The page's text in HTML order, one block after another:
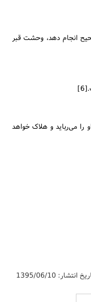
انجام دهد، وحشت قبر
مى‌ربايد و هلاک خواهد
انتشار: 1395/06/10